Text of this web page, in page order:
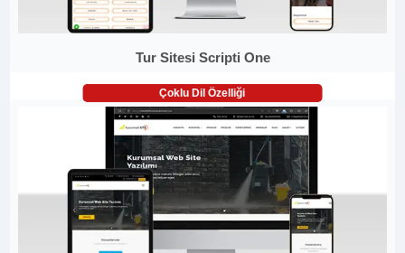
Tur Sitesi Scripti One
Çoklu Dil Özelliği